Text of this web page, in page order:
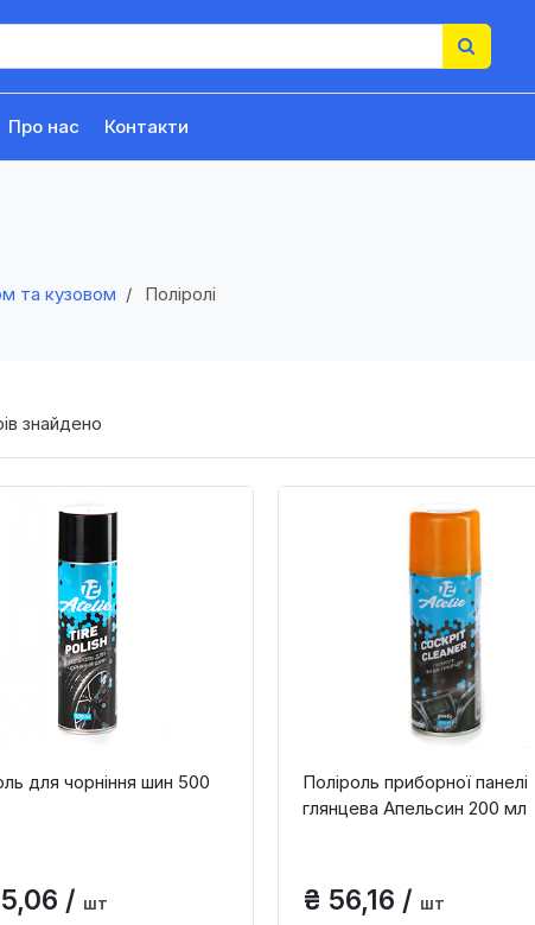
Про нас Контакти
та кузовом Поліролі
знайдено
для чорніння шин 500
/ шт
Поліроль приборної панелі
глянцева Апельсин 200 мл
₴ 56,16 / шт